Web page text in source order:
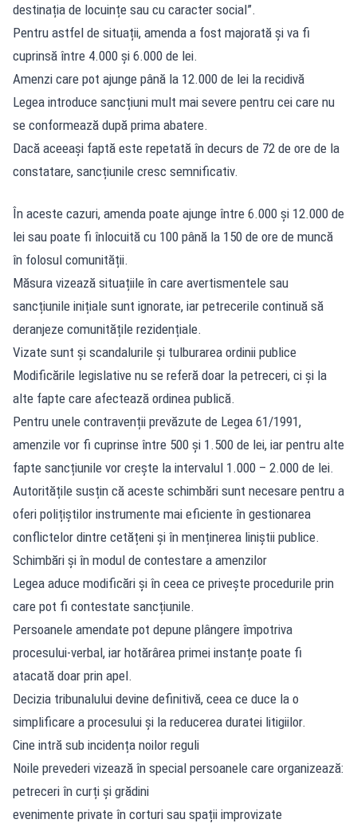
destinația de locuințe sau cu caracter social”.
Pentru astfel de situații, amenda a fost majorată și va fi
cuprinsă între 4.000 și 6.000 de lei.
Amenzi care pot ajunge până la 12.000 de lei la recidivă
Legea introduce sancțiuni mult mai severe pentru cei care nu
se conformează după prima abatere.
Dacă aceeași faptă este repetată în decurs de 72 de ore de la
constatare, sancțiunile cresc semnificativ.
În aceste cazuri, amenda poate ajunge între 6.000 și 12.000 de
lei sau poate fi înlocuită cu 100 până la 150 de ore de muncă
în folosul comunității.
Măsura vizează situațiile în care avertismentele sau
sancțiunile inițiale sunt ignorate, iar petrecerile continuă să
deranjeze comunitățile rezidențiale.
Vizate sunt și scandalurile și tulburarea ordinii publice
Modificările legislative nu se referă doar la petreceri, ci și la
alte fapte care afectează ordinea publică.
Pentru unele contravenții prevăzute de Legea 61/1991,
amenzile vor fi cuprinse între 500 și 1.500 de lei, iar pentru alte
fapte sancțiunile vor crește la intervalul 1.000 – 2.000 de lei.
Autoritățile susțin că aceste schimbări sunt necesare pentru a
oferi polițiștilor instrumente mai eficiente în gestionarea
conflictelor dintre cetățeni și în menținerea liniștii publice.
Schimbări și în modul de contestare a amenzilor
Legea aduce modificări și în ceea ce privește procedurile prin
care pot fi contestate sancțiunile.
Persoanele amendate pot depune plângere împotriva
procesului-verbal, iar hotărârea primei instanțe poate fi
atacată doar prin apel.
Decizia tribunalului devine definitivă, ceea ce duce la o
simplificare a procesului și la reducerea duratei litigiilor.
Cine intră sub incidența noilor reguli
Noile prevederi vizează în special persoanele care organizează:
petreceri în curți și grădini
evenimente private în corturi sau spații improvizate